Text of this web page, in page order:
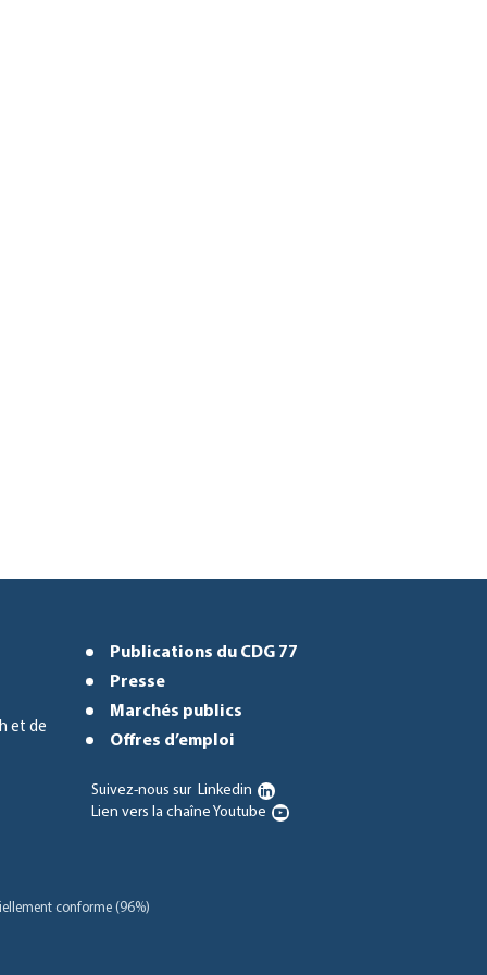
et de
Publications du CDG 77
Presse
Marchés publics
Offres d’emploi
Suivez-nous sur Linkedin
Lien vers la chaîne Youtube
conforme (96%)